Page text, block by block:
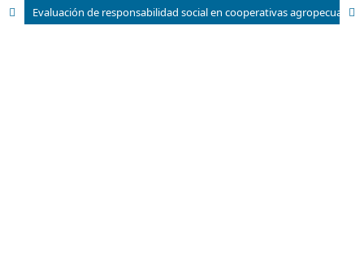
Evaluación de responsabilidad social en cooperativas agropecuarias